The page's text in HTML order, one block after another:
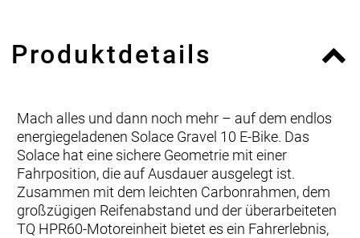
Produktdetails
Mach alles und dann noch mehr – auf dem endlos
energiegeladenen Solace Gravel 10 E-Bike. Das
Solace hat eine sichere Geometrie mit einer
Fahrposition, die auf Ausdauer ausgelegt ist.
Zusammen mit dem leichten Carbonrahmen, dem
großzügigen Reifenabstand und der überarbeiteten
TQ HPR60-Motoreinheit bietet es ein Fahrerlebnis,